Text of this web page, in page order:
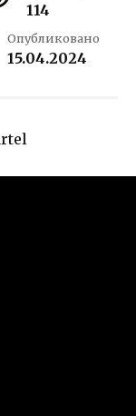
114
Опубликовано
15.04.2024